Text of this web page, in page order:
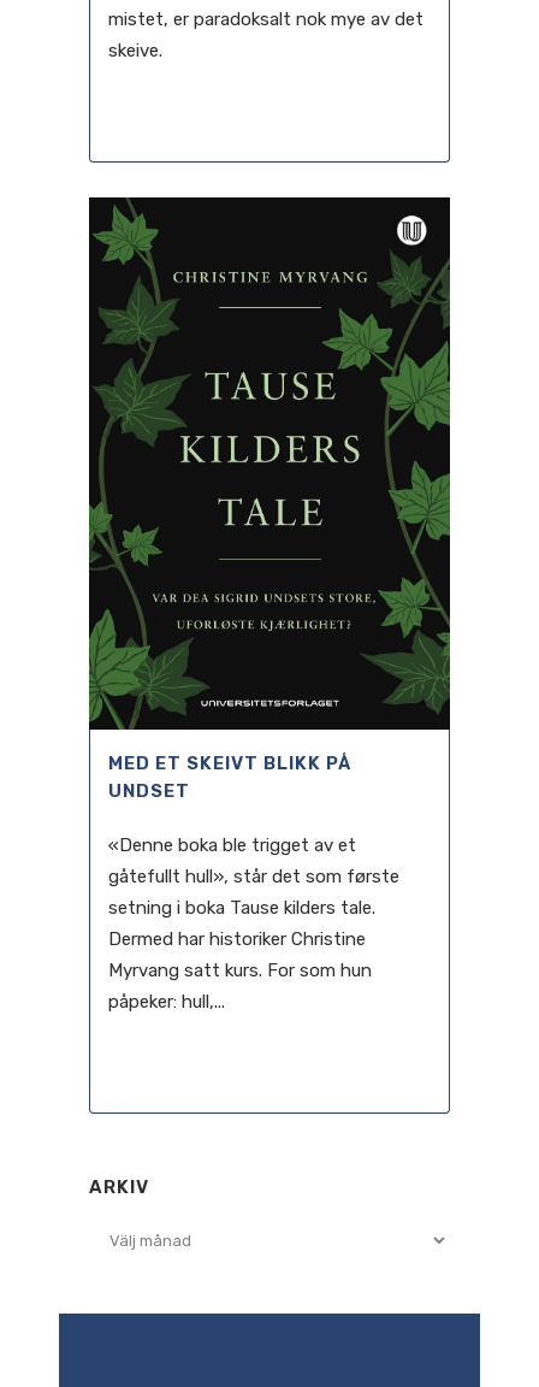
mistet, er paradoksalt nok mye av det
skeive.
MED ET SKEIVT BLIKK PÅ
UNDSET
«Denne boka ble trigget av et
gåtefullt hull», står det som første
setning i boka Tause kilders tale.
Dermed har historiker Christine
Myrvang satt kurs. For som hun
påpeker: hull,...
ARKIV
Arkiv